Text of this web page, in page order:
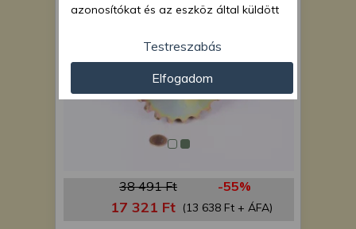
38 491 Ft -55%
17 321 Ft (13 638 Ft + ÁFA)
azonosítókat és az eszköz által küldött
személyre szabott hirdetések és
tartalom nyújtásához, hirdetés- és
tartalomméréshez, nézettségi adatok
gyűjtéséhez, valamint termékek
kifejlesztéséhez és a termékek
javításához. Az Ön engedélyével mi és a
partnereink eszközleolvasásos
adatokat és azonosítási információkat
is felhasználhatunk. A megfelelő helyre
Testreszabás
Elfogadom